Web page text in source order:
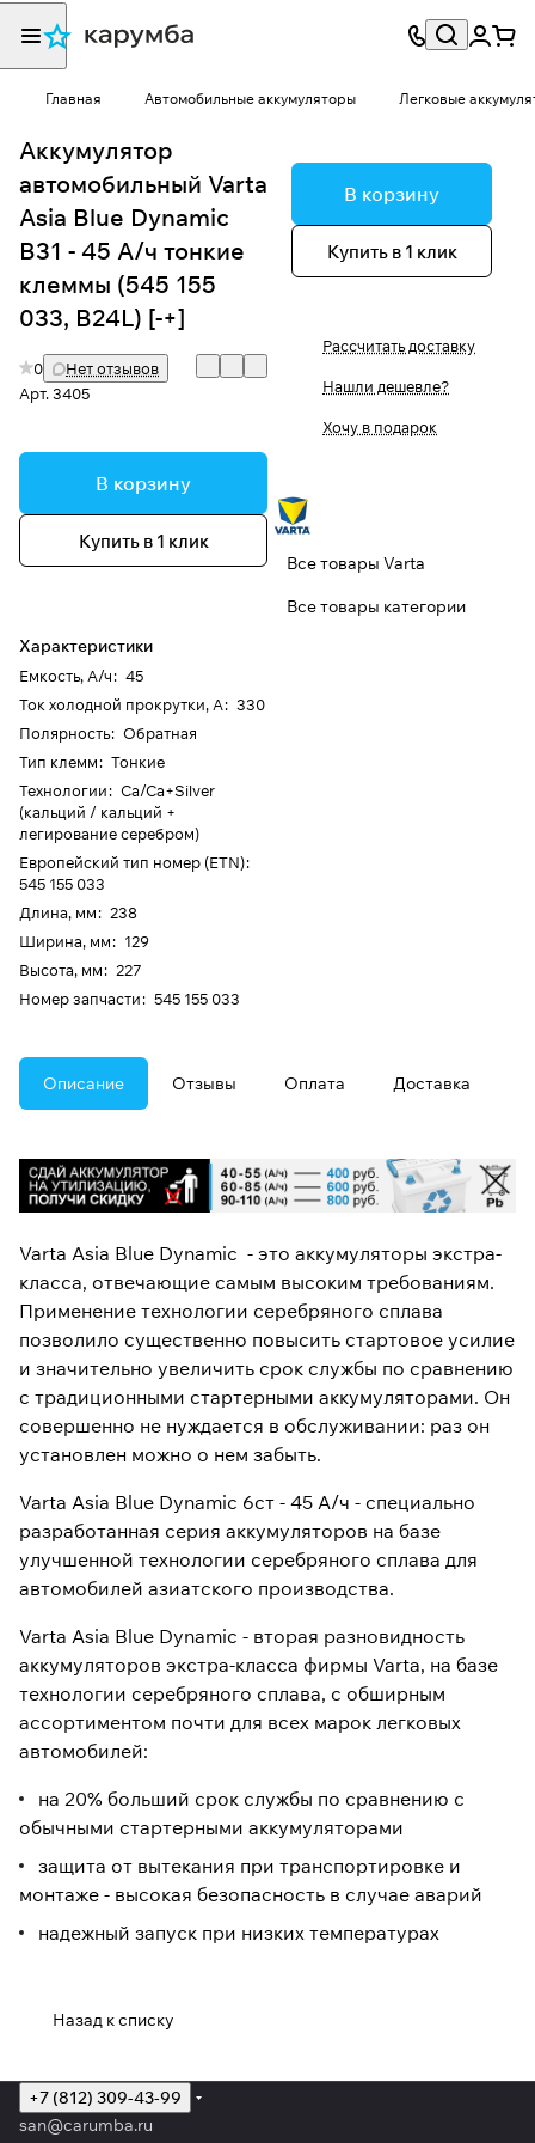
Главная Автомобильные аккумуляторы Легковые
Аккумулятор
автомобильный Varta
Asia Blue Dynamic
B31 - 45 А/ч тонкие
клеммы (545 155
033, B24L) [-+]
0
Нет отзывов
Арт.3405
В корзину
Купить в 1 клик
Характеристики
Емкость, А/ч: 45
Ток холодной прокрутки, А: 330
Полярность: Обратная
Тип клемм: Тонкие
Технологии: Ca/Ca+Silver
(кальций / кальций +
легирование серебром)
Европейский тип номер (ETN):
545 155 033
Длина, мм: 238
Ширина, мм: 129
Высота, мм: 227
Номер запчасти: 545 155 033
В корзину
Купить в 1 клик
Рассчитать доставку
Нашли дешевле?
Хочу в подарок
Все товары Varta
Все товары категории
Описание Отзывы Оплата Доставка
Varta Asia Blue Dynamic - это аккумуляторы экстра-
класса, отвечающие самым высоким требованиям.
Применение технологии серебряного сплава
позволило существенно повысить стартовое усилие
и значительно увеличить срок службы по сравнению
с традиционными стартерными аккумуляторами. Он
совершенно не нуждается в обслуживании: раз он
установлен можно о нем забыть.
Varta Asia Blue Dynamic 6ст - 45 A/ч - специально
разработанная серия аккумуляторов на базе
улучшенной технологии серебряного сплава для
автомобилей азиатского производства.
Varta Asia Blue Dynamic - вторая разновидность
аккумуляторов экстра-класса фирмы Varta, на базе
технологии серебряного сплава, с обширным
ассортиментом почти для всех марок легковых
автомобилей:
на 20% больший срок службы по сравнению с
обычными стартерными аккумуляторами
защита от вытекания при транспортировке и
монтаже - высокая безопасность в случае аварий
надежный запуск при низких температурах
Назад к списку
+7 (812) 309-43-99
san@carumba.ru